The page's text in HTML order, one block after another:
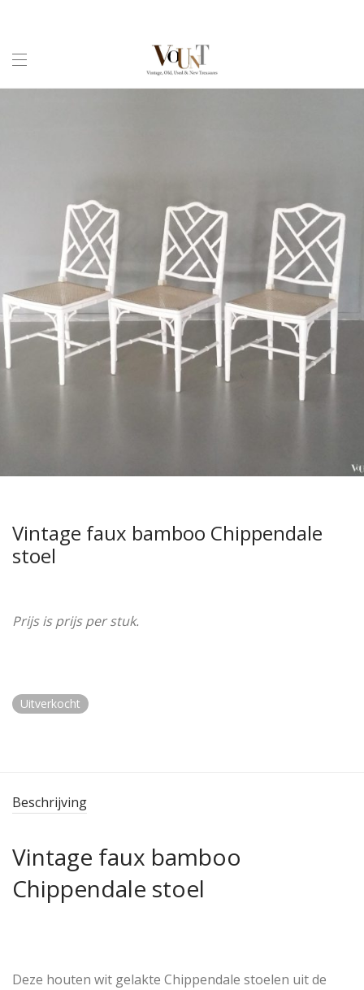
Vintage faux bamboo Chippendale
stoel
Prijs is prijs per stuk.
Uitverkocht
Beschrijving
Vintage faux bamboo
Chippendale stoel
Deze houten wit gelakte Chippendale stoelen uit de